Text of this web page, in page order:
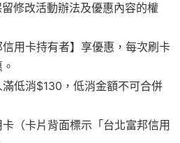
修改活動辦法及優惠內容的權
用卡持有者】享優惠，每次刷卡
低消$130，低消金額不可合併
（卡片背面標示「台北富邦信用